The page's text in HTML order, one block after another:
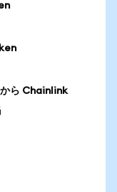
ら Chainlink